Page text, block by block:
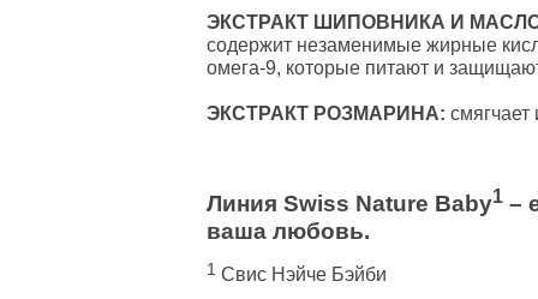
ЭКСТРАКТ ШИПОВНИКА И
содержит незаменимые жирные
омега-9, которые питают и
ЭКСТРАКТ РОЗМАРИНА: смягчает
Линия Swiss Nature Baby1 –
ваша любовь.
1 Свис Нэйче Бэйби